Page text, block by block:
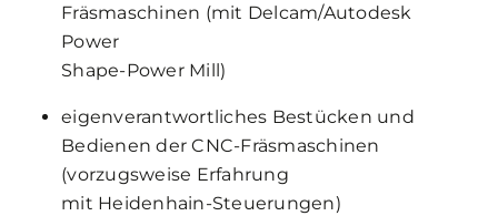
Fräsmaschinen (mit Delcam/Autodesk
Power
Shape-Power Mill)
eigenverantwortliches Bestücken und
Bedienen der CNC-Fräsmaschinen
(vorzugsweise Erfahrung
mit Heidenhain-Steuerungen)